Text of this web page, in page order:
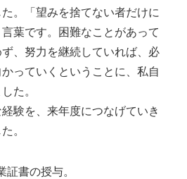
。「望みを捨てない者だけに
葉です。困難なことがあって
、努力を継続していれば、必
っていくということに、私自
た。
験を、来年度につなげていき
。
証書の授与。